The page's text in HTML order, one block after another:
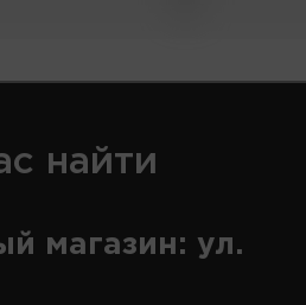
найти
магазин: ул.